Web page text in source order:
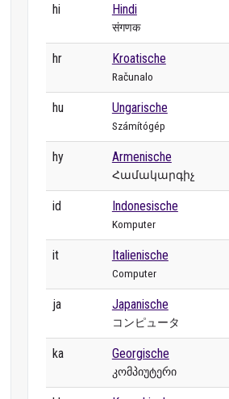
hi Hindi
संगणक
hr Kroatische
Računalo
hu Ungarische
Számítógép
hy Armenische
Համակարգիչ
id Indonesische
Komputer
it Italienische
Computer
ja Japanische
コンピュータ
ka Georgische
კომპიუტერი